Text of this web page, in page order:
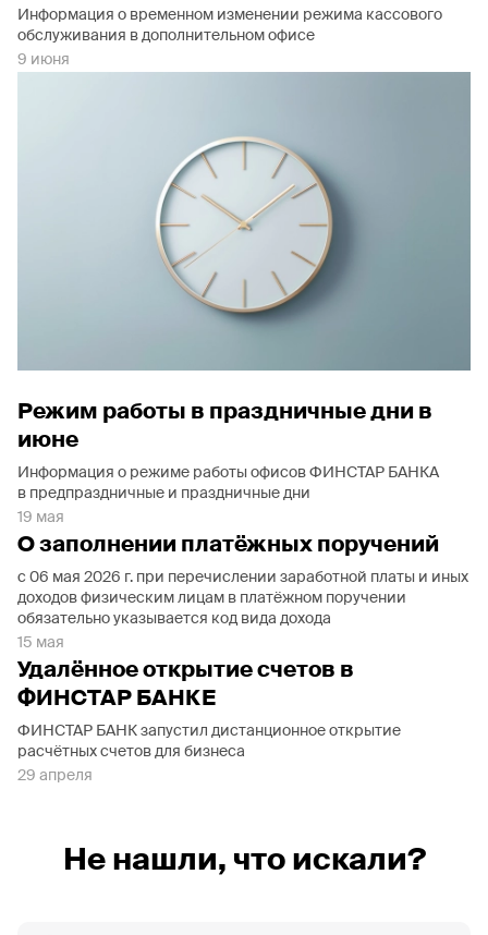
Информация о временном изменении режима кассового
обслуживания в дополнительном офисе
9 июня
Режим работы в праздничные дни в
июне
Информация о режиме работы офисов ФИНСТАР БАНКА
в предпраздничные и праздничные дни
19 мая
О заполнении платёжных поручений
с 06 мая 2026 г. при перечислении заработной платы и иных
доходов физическим лицам в платёжном поручении
обязательно указывается код вида дохода
15 мая
Удалённое открытие счетов в
ФИНСТАР БАНКЕ
ФИНСТАР БАНК запустил дистанционное открытие
расчётных счетов для бизнеса
29 апреля
Не нашли, что искали?